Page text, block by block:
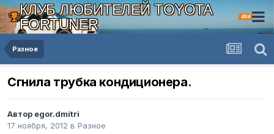
КЛУБ ЛЮБИТЕЛЕЙ TOYOTA
FORTUNER
4X4
Разное
Сгнила трубка кондиционера.
Автор egor.dmitri
17 ноября, 2012 в Разное